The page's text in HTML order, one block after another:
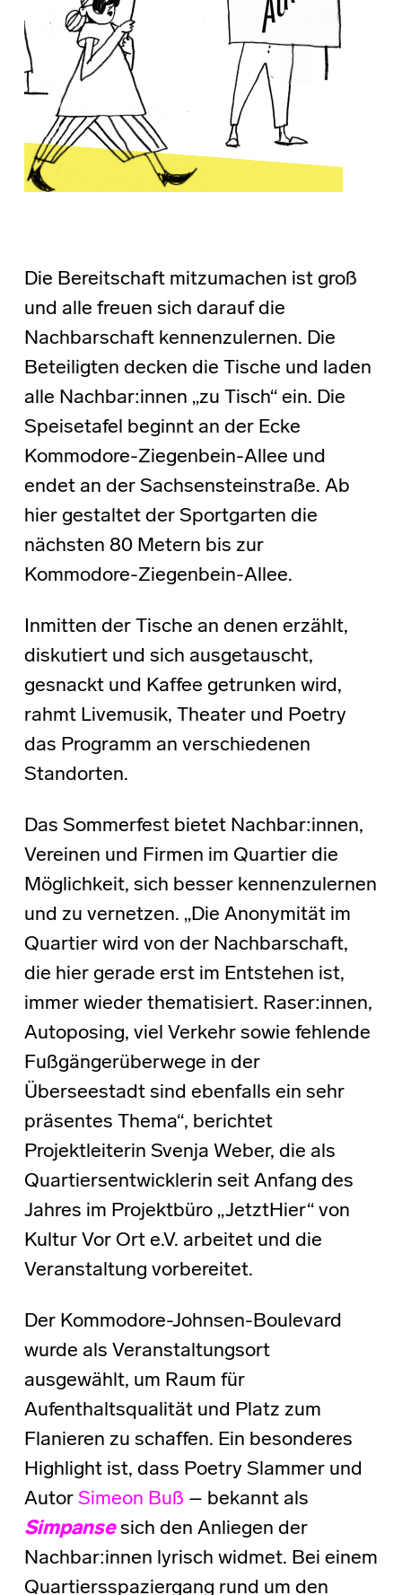
Die Bereitschaft mitzumachen ist groß
und alle freuen sich darauf die
Nachbarschaft kennenzulernen. Die
Beteiligten decken die Tische und laden
alle Nachbar:innen „zu Tisch“ ein. Die
Speisetafel beginnt an der Ecke
Kommodore-Ziegenbein-Allee und
endet an der Sachsensteinstraße. Ab
hier gestaltet der Sportgarten die
nächsten 80 Metern bis zur
Kommodore-Ziegenbein-Allee.
Inmitten der Tische an denen erzählt,
diskutiert und sich ausgetauscht,
gesnackt und Kaffee getrunken wird,
rahmt Livemusik, Theater und Poetry
das Programm an verschiedenen
Standorten.
Das Sommerfest bietet Nachbar:innen,
Vereinen und Firmen im Quartier die
Möglichkeit, sich besser kennenzulernen
und zu vernetzen. „Die Anonymität im
Quartier wird von der Nachbarschaft,
die hier gerade erst im Entstehen ist,
immer wieder thematisiert. Raser:innen,
Autoposing, viel Verkehr sowie fehlende
Fußgängerüberwege in der
Überseestadt sind ebenfalls ein sehr
präsentes Thema“, berichtet
Projektleiterin Svenja Weber, die als
Quartiersentwicklerin seit Anfang des
Jahres im Projektbüro „JetztHier“ von
Kultur Vor Ort e.V. arbeitet und die
Veranstaltung vorbereitet.
Der Kommodore-Johnsen-Boulevard
wurde als Veranstaltungsort
ausgewählt, um Raum für
Aufenthaltsqualität und Platz zum
Flanieren zu schaffen. Ein besonderes
Highlight ist, dass Poetry Slammer und
Autor Simeon Buß – bekannt als
Simpansesich den Anliegen der
Nachbar:innen lyrisch widmet. Bei einem
Quartiersspaziergang rund um den